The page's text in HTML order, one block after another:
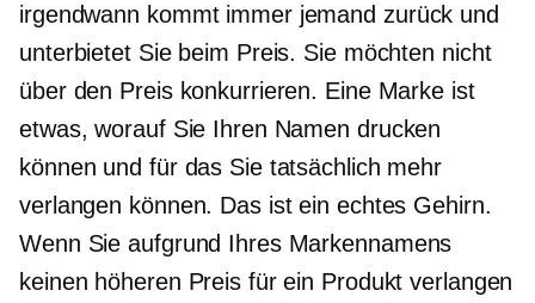
irgendwann kommt immer jemand zurück und
unterbietet Sie beim Preis. Sie möchten nicht
über den Preis konkurrieren. Eine Marke ist
etwas, worauf Sie Ihren Namen drucken
können und für das Sie tatsächlich mehr
verlangen können. Das ist ein echtes Gehirn.
Wenn Sie aufgrund Ihres Markennamens
keinen höheren Preis für ein Produkt verlangen